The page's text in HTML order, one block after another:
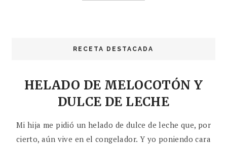
RECETA DESTACADA
HELADO DE MELOCOTÓN Y
DULCE DE LECHE
Mi hija me pidió un helado de dulce de leche que, por
cierto, aún vive en el congelador. Y yo poniendo cara